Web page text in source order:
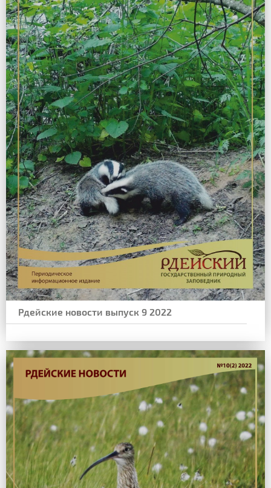
Рдейские новости выпуск 9 2022